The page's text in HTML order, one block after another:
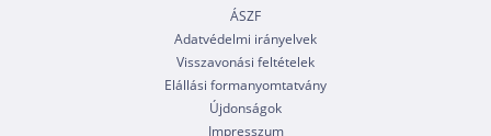
ÁSZF
Adatvédelmi irányelvek
Visszavonási feltételek
Elállási formanyomtatvány
Újdonságok
Impresszum